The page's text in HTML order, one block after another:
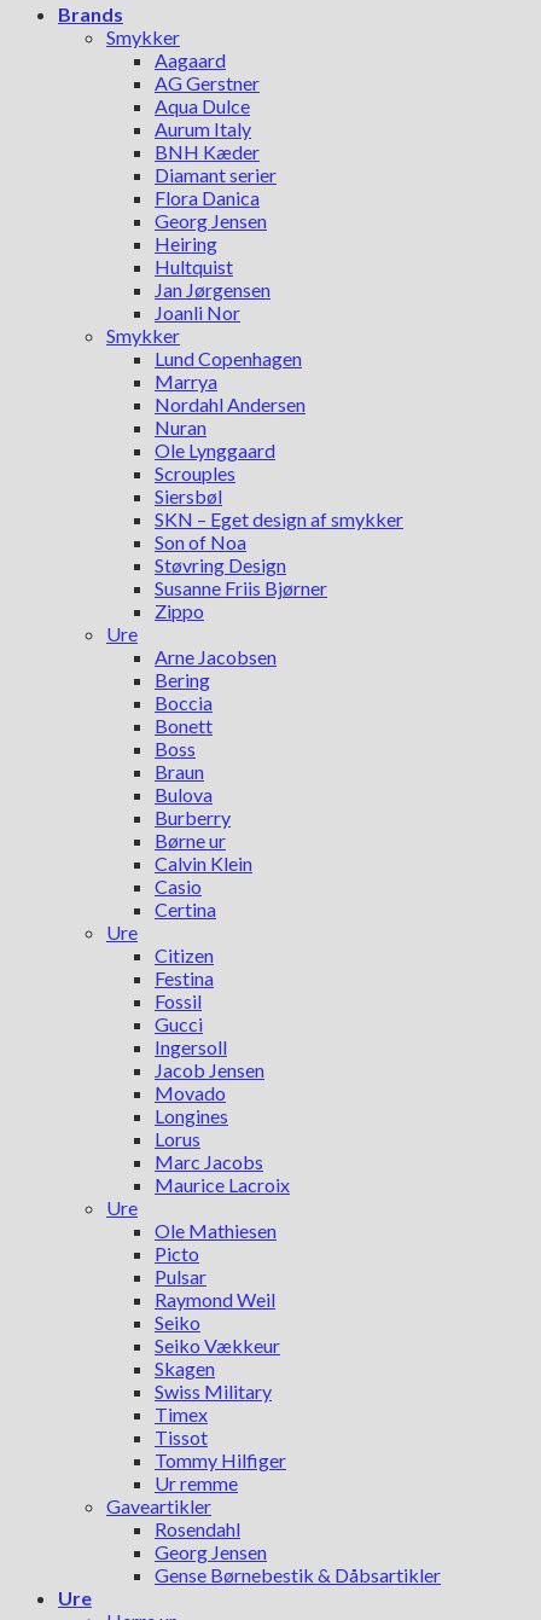
Brands
Smykker
Aagaard
AG Gerstner
Aqua Dulce
Aurum Italy
BNH Kæder
Diamant serier
Flora Danica
Georg Jensen
Heiring
Hultquist
Jan Jørgensen
Joanli Nor
Smykker
Lund Copenhagen
Marrya
Nordahl Andersen
Nuran
Ole Lynggaard
Scrouples
Siersbøl
SKN – Eget design af smykker
Son of Noa
Støvring Design
Susanne Friis Bjørner
Zippo
Ure
Arne Jacobsen
Bering
Boccia
Bonett
Boss
Braun
Bulova
Burberry
Børne ur
Calvin Klein
Casio
Certina
Ure
Citizen
Festina
Fossil
Gucci
Ingersoll
Jacob Jensen
Movado
Longines
Lorus
Marc Jacobs
Maurice Lacroix
Ure
Ole Mathiesen
Picto
Pulsar
Raymond Weil
Seiko
Seiko Vækkeur
Skagen
Swiss Military
Timex
Tissot
Tommy Hilfiger
Ur remme
Gaveartikler
Rosendahl
Georg Jensen
Gense Børnebestik & Dåbsartikler
Ure